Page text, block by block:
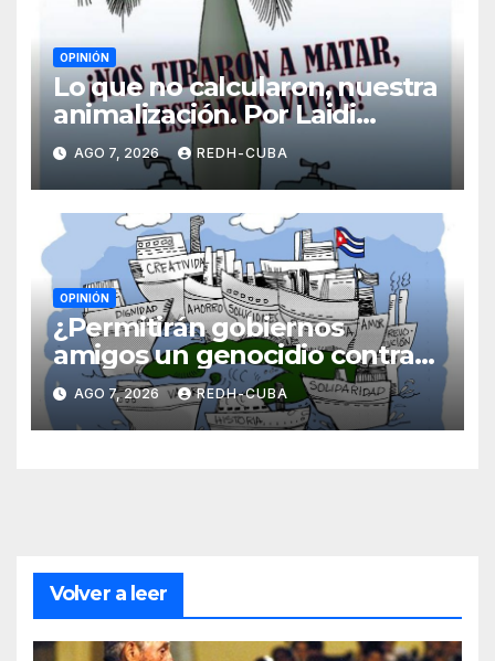
OPINIÓN
Lo que no calcularon, nuestra
animalización. Por Laidi
Fernández de Juan
AGO 7, 2026 REDH-CUBA
OPINIÓN
¿Permitirán gobiernos
amigos un genocidio contra
Cuba? Por Hedelberto López
Blanch
AGO 7, 2026 REDH-CUBA
Volver a leer